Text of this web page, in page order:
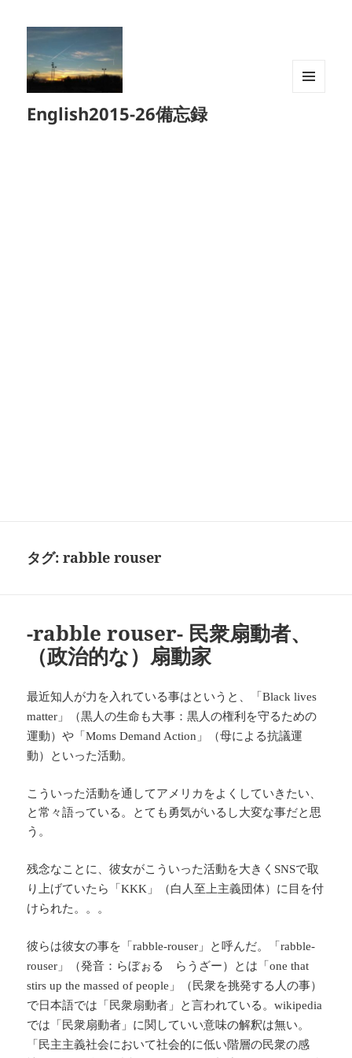
English2015-26備忘録
タグ:rabble rouser
-rabble rouser- 民衆扇動者、
（政治的な）扇動家
最近知人が力を入れている事はというと、「Black lives
matter 」（黒人の生命も大事：黒人の権利を守るための
運動）や「Moms Demand Action 」（母による抗議運
動）といった活動。
こういった活動を通してアメリカをよくしていきたい、
と常々語っている。とても勇気がいるし大変な事だと思
う。
残念なことに、彼女がこういった活動を大きく SNSで取
り上げていたら「KKK 」（白人至上主義団体）に目を付
けられた。。。
彼らは彼女の事を「rabble-rouser 」と呼んだ。「rabble-
rouser 」（発音：らぼぉる らうざー）とは「one that
stirs up the massed of people 」（民衆を挑発する人の事）
で日本語では「民衆扇動者」と言われている。wikipedia
では「民衆扇動者」に関していい意味の解釈は無い。
「民主主義社会において社会的に低い階層の民衆の感